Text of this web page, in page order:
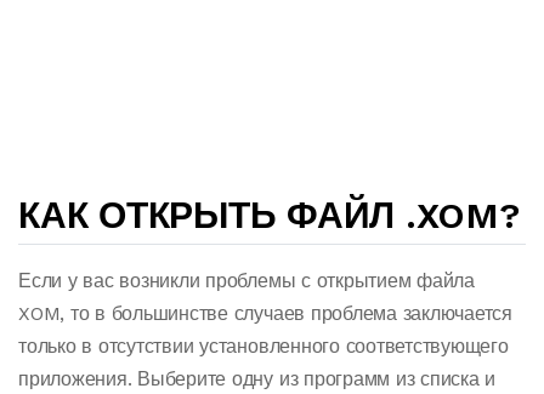
КАК ОТКРЫТЬ ФАЙЛ .XOM?
Если у вас возникли проблемы с открытием файла
XOM, то в большинстве случаев проблема заключается
только в отсутствии установленного соответствующего
приложения. Выберите одну из программ из списка и